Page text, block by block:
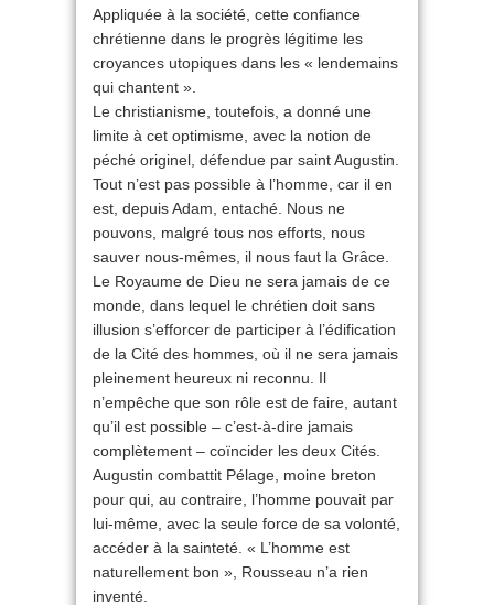
Appliquée à la société, cette confiance
chrétienne dans le progrès légitime les
croyances utopiques dans les « lendemains
qui chantent ».
Le christianisme, toutefois, a donné une
limite à cet optimisme, avec la notion de
péché originel, défendue par saint Augustin.
Tout n’est pas possible à l’homme, car il en
est, depuis Adam, entaché. Nous ne
pouvons, malgré tous nos efforts, nous
sauver nous-mêmes, il nous faut la Grâce.
Le Royaume de Dieu ne sera jamais de ce
monde, dans lequel le chrétien doit sans
illusion s’efforcer de participer à l’édification
de la Cité des hommes, où il ne sera jamais
pleinement heureux ni reconnu. Il
n’empêche que son rôle est de faire, autant
qu’il est possible – c’est-à-dire jamais
complètement – coïncider les deux Cités.
Augustin combattit Pélage, moine breton
pour qui, au contraire, l’homme pouvait par
lui-même, avec la seule force de sa volonté,
accéder à la sainteté. « L’homme est
naturellement bon », Rousseau n’a rien
inventé.